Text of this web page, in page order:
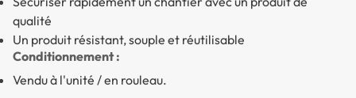
qualité
Un produit résistant, souple et réutilisable
Conditionnement :
Vendu à l'unité / en rouleau.